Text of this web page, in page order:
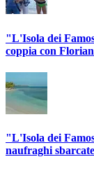
"L'Isola dei
coppia con
"L'Isola dei
naufraghi